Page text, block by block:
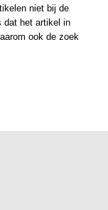
niet bij de
dat het artikel in
ook de zoek